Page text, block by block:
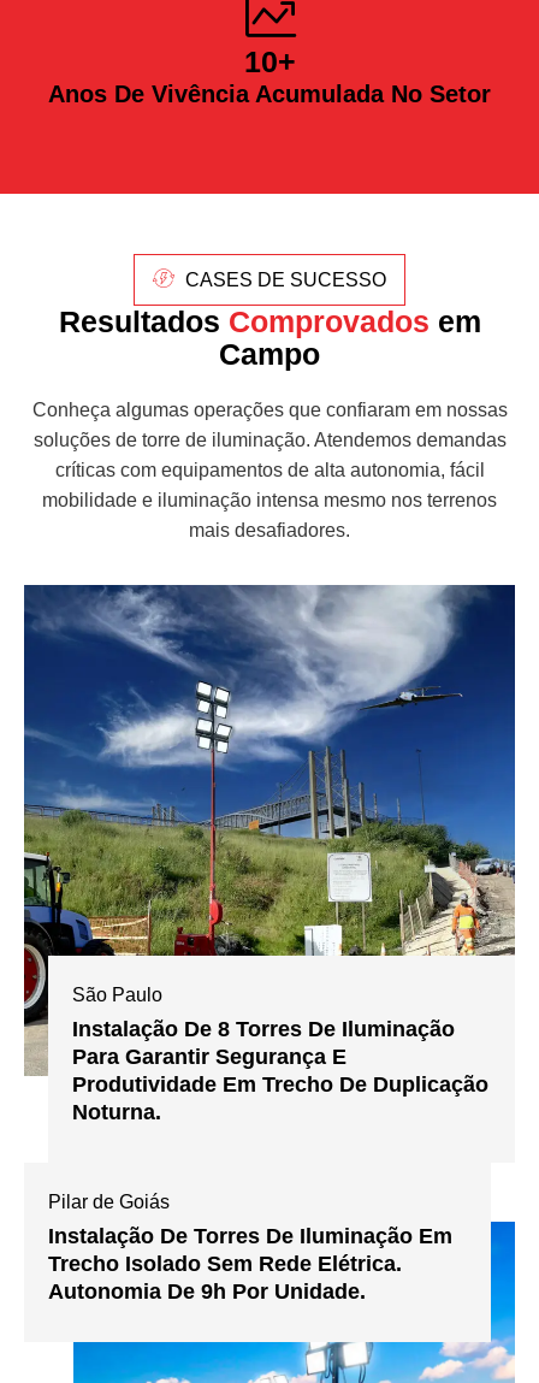
Anos De Vivência Acumulada No Setor
10+
CASES DE SUCESSO
Resultados Comprovados em
Campo
Conheça algumas operações que confiaram em nossas
soluções de torre de iluminação. Atendemos demandas
críticas com equipamentos de alta autonomia, fácil
mobilidade e iluminação intensa mesmo nos terrenos
mais desafiadores.
São Paulo
Instalação De 8 Torres De Iluminação
Para Garantir Segurança E
Produtividade Em Trecho De Duplicação
Noturna.
Pilar de Goiás
Instalação De Torres De Iluminação Em
Trecho Isolado Sem Rede Elétrica.
Autonomia De 9h Por Unidade.